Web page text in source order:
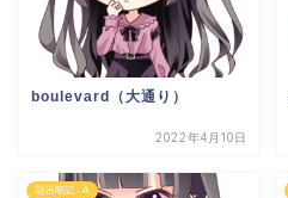
boulevard（大通り）
2022年4月10日
語呂暗記 - A